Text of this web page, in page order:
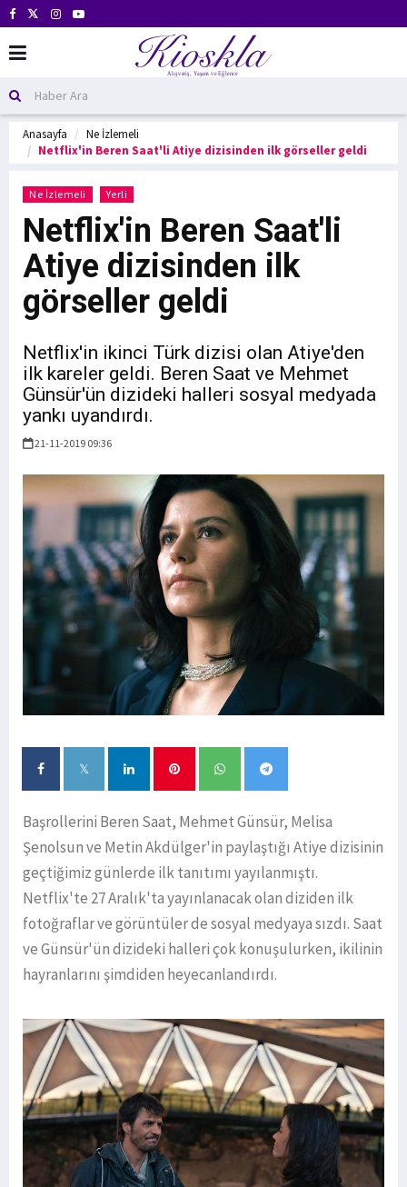
Anasayfa
Ne İzlemeli
Netflix'in Beren Saat'li Atiye dizisinden ilk görseller geldi
Ne İzlemeli Yerli
Netflix'in Beren Saat'li
Atiye dizisinden ilk
görseller geldi
Netflix'in ikinci Türk dizisi olan Atiye'den
ilk kareler geldi. Beren Saat ve Mehmet
Günsür'ün dizideki halleri sosyal medyada
yankı uyandırdı.
21-11-2019 09:36
Başrollerini Beren Saat, Mehmet Günsür, Melisa
Şenolsun ve Metin Akdülger'in paylaştığı Atiye dizisinin
geçtiğimiz günlerde ilk tanıtımı yayılanmıştı.
Netflix'te 27 Aralık'ta yayınlanacak olan diziden ilk
fotoğraflar ve görüntüler de sosyal medyaya sızdı. Saat
ve Günsür'ün dizideki halleri çok konuşulurken, ikilinin
hayranlarını şimdiden heyecanlandırdı.